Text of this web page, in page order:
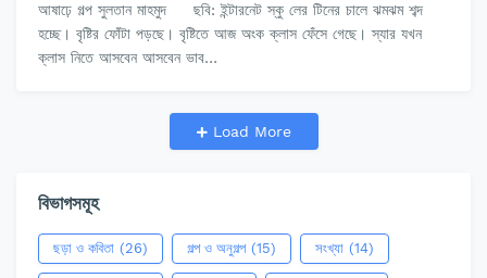
আষাঢ়ে গল্প সুলতান মাহমুদ ছবি: ইন্টারনেট স্কু লের টিনের চালে ঝমঝম শব্দ
হচ্ছে। বৃষ্টির ফোঁটা পড়ছে। বৃষ্টিতে আজ অংক ক্লাস ফেঁসে গেছে। স্যার যখন
ক্লাস নিতে আসবেন আসবেন ভাব…
Load More
বিভাগসমূহ
ছড়া ও কবিতা (26) গল্প ও অনুগল্প (15) সংখ্যা (14)